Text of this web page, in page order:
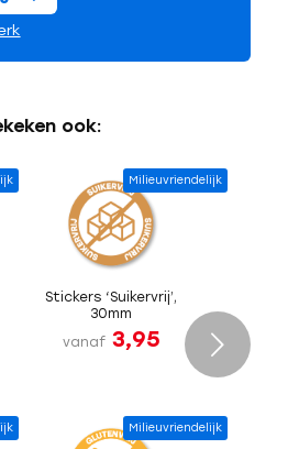
ook:
Milieuvriendelijk
Stickers ‘Suikervrij’,
30mm
vanaf 3,95
Milieuvriendelijk